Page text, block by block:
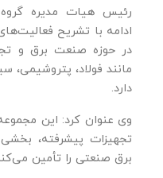
رئیس هیات مدیره گروه
ادامه با تشریح
در حوزه صنعت برق و
مانند فولاد، پتروشیمی،
دارد.
وی عنوان کرد: این
تجهیزات پیشرفته،
برق صنعتی را تأمین